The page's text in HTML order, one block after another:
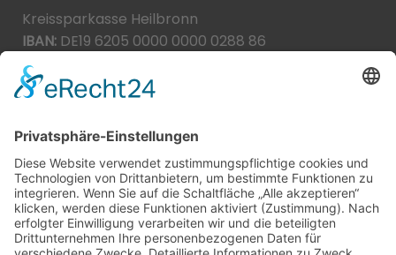
Kreissparkasse Heilbronn
IBAN: DE19 6205 0000 0000 0288 86
BIC:
Spende direkt via PayPal
JETZT SPENDEN
paypal@heilbronner-tierschutz.de